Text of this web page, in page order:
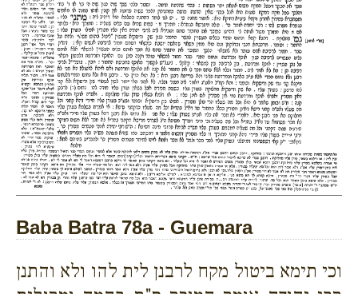
Baba Batra 78a - Guemara
וכי תימא ביטול מקח לרבנן לית להו ולא והתנן